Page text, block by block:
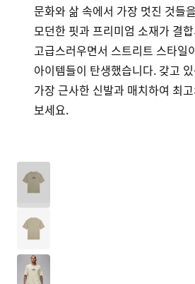
문화와 삶 속에서 가장 멋진 것들
모던한 핏과 프리미엄 소재가 결
고급스러우면서 스트리트 스타일
아이템들이 탄생했습니다. 갖고
가장 근사한 신발과 매치하여 최
보세요.